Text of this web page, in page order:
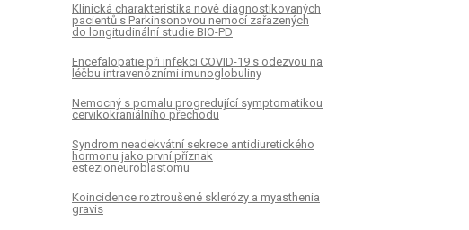
Klinická charakteristika nově dia­gnostikovaných
pacientů s Parkinsonovou nemocí zařazených
do longitudinální studie BIO-PD
Encefalopatie při infekci COVID-19 s odezvou na
léčbu intravenózními imunoglobuliny
Nemocný s pomalu progredující symptomatikou
cervikokraniálního přechodu
Syndrom neadekvátní sekrece antidiuretického
hormonu jako první příznak
estezioneuroblastomu
Koincidence roztroušené sklerózy a myasthenia
gravis